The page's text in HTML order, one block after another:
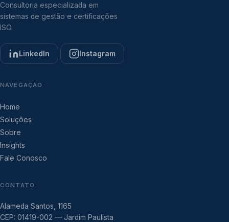
Consultoria especializada em
sistemas de gestão e certificações
ISO.
LinkedIn Instagram
NAVEGAÇÃO
Home
Soluções
Sobre
Insights
Fale Conosco
CONTATO
Alameda Santos, 1165
CEP: 01419-002 — Jardim Paulista